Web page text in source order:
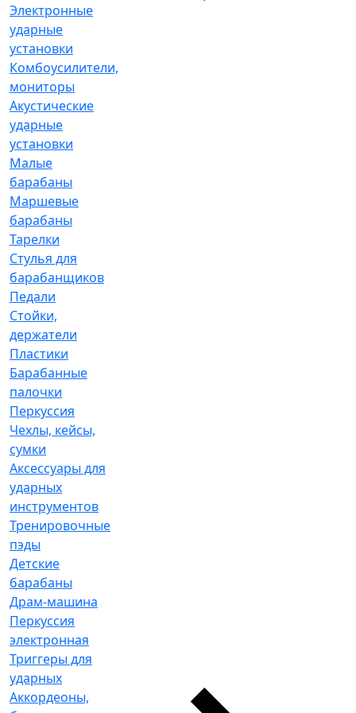
Электронные
ударные
установки
Комбоусилители,
мониторы
Акустические
ударные
установки
Малые
барабаны
Маршевые
барабаны
Тарелки
Стулья для
барабанщиков
Педали
Стойки,
держатели
Пластики
Барабанные
палочки
Перкуссия
Чехлы, кейсы,
сумки
Аксессуары для
ударных
инструментов
Тренировочные
пэды
Детские
барабаны
Драм-машина
Перкуссия
электронная
Триггеры для
ударных
Аккордеоны,